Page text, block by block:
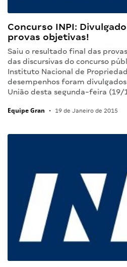
Concurso INPI:
provas objetivas!
Saiu o resultado final das
das discursivas do concurso
Instituto Nacional de
desempenhos foram
União desta segunda-feira (19/
Equipe Gran • 19 de Janeiro de 2015